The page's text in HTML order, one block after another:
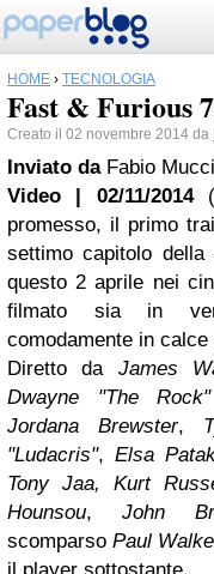
HOME › TECNOLOGIA
Fast & Furious
Creato il 02 novembre 2014 da
Inviato da Fabio Mucci
Video | 02/11/2014
promesso, il primo
settimo capitolo della
questo 2 aprile nei
filmato sia in
comodamente in
Diretto da James
Dwayne "The
Jordana Brewster,
"Ludacris", Elsa
Tony Jaa, Kurt
Hounsou, John
scomparsoPaul